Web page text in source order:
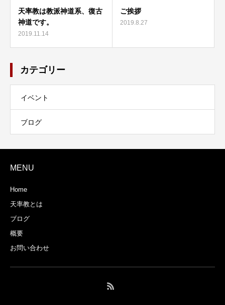
天率教は教派神道系、復古
神道です。
2019.11.14
ご挨拶
2019.8.27
カテゴリー
イベント
ブログ
MENU
Home
天率教とは
ブログ
概要
お問い合わせ